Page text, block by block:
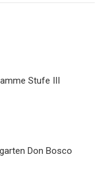
Stufe III
Don Bosco